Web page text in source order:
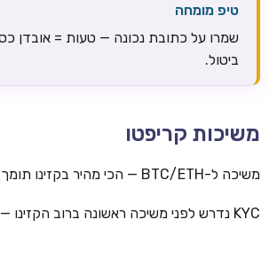
טיפ מומחה
שמרו על כתובת נכונה — טעות = אובדן
ביטול.
משיכות קריפטו
משיכה ל-BTC/ETH — הכי מהיר בקזינו תומך. ראו
KYC נדרש לפני משיכה ראשונה ברוב הקזינו — הכינו תעודה מזהה.